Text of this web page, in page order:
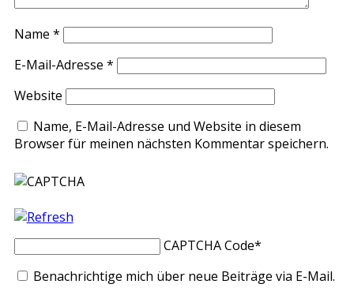
Name *
E-Mail-Adresse *
Website
Name, E-Mail-Adresse und Website in diesem
Browser für meinen nächsten Kommentar speichern.
CAPTCHA Code*
Benachrichtige mich über neue Beiträge via E-Mail.